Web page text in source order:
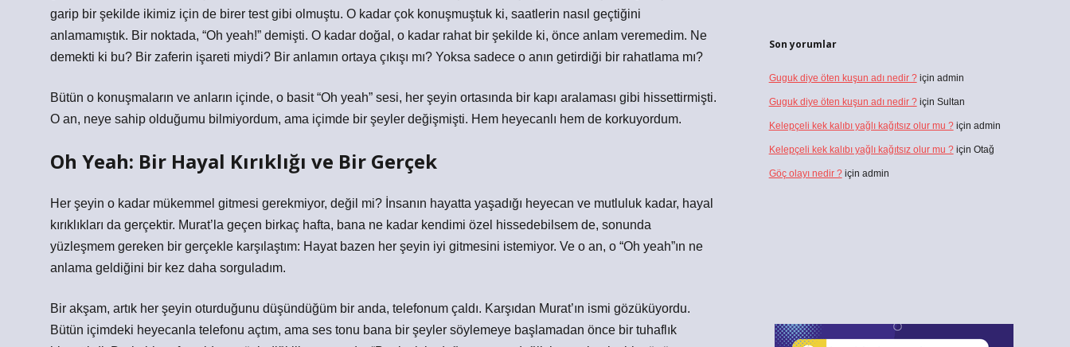
garip bir şekilde ikimiz için de birer test gibi olmuştu. O kadar çok konuşmuştuk ki, saatlerin nasıl geçtiğini
anlamamıştık. Bir noktada, “Oh yeah!” demişti. O kadar doğal, o kadar rahat bir şekilde ki, önce anlam veremedim. Ne
demekti ki bu? Bir zaferin işareti miydi? Bir anlamın ortaya çıkışı mı? Yoksa sadece o anın getirdiği bir rahatlama mı?
Bütün o konuşmaların ve anların içinde, o basit “Oh yeah” sesi, her şeyin ortasında bir kapı aralaması gibi hissettirmişti.
O an, neye sahip olduğumu bilmiyordum, ama içimde bir şeyler değişmişti. Hem heyecanlı hem de korkuyordum.
Oh Yeah: Bir Hayal Kırıklığı ve Bir Gerçek
Her şeyin o kadar mükemmel gitmesi gerekmiyor, değil mi? İnsanın hayatta yaşadığı heyecan ve mutluluk kadar, hayal
kırıklıkları da gerçektir. Murat’la geçen birkaç hafta, bana ne kadar kendimi özel hissedebilsem de, sonunda
yüzleşmem gereken bir gerçekle karşılaştım: Hayat bazen her şeyin iyi gitmesini istemiyor. Ve o an, o “Oh yeah”ın ne
anlama geldiğini bir kez daha sorguladım.
Bir akşam, artık her şeyin oturduğunu düşündüğüm bir anda, telefonum çaldı. Karşıdan Murat’ın ismi gözüküyordu.
Bütün içimdeki heyecanla telefonu açtım, ama ses tonu bana bir şeyler söylemeye başlamadan önce bir tuhaflık
Son yorumlar
Guguk diye öten kuşun adı nedir ?için admin
Guguk diye öten kuşun adı nedir ?için Sultan
Kelepçeli kek kalıbı yağlı kağıtsız olur mu ?için admin
Kelepçeli kek kalıbı yağlı kağıtsız olur mu ?için Otağ
Göç olayı nedir ?için admin